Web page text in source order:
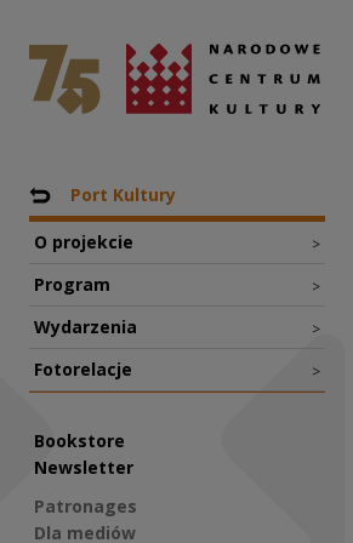
Tomasz
National Centre for Culture Poland
Nawigacja
Back to: Projekty
Port Kultury
O projekcie >
Program >
Wydarzenia >
Fotorelacje >
Bookstore
Newsletter
Patronages
Dla mediów